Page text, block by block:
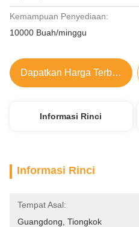
Kemampuan Penyediaan:
10000 Buah/minggu
Dapatkan Harga Terbaik
Informasi Rinci
Informasi Rinci
Tempat Asal:
Guangdong, Tiongkok